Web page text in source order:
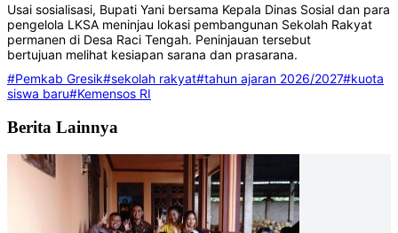
Usai sosialisasi, Bupati Yani bersama Kepala Dinas Sosial dan para
pengelola LKSA meninjau lokasi pembangunan Sekolah Rakyat
permanen di Desa Raci Tengah. Peninjauan tersebut
bertujuan melihat kesiapan sarana dan prasarana.
#Pemkab Gresik#sekolah rakyat#tahun ajaran 2026/2027#kuota
siswa baru#Kemensos RI
Berita Lainnya